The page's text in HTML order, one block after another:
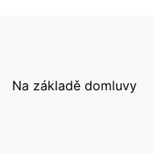
Na základě domluvy